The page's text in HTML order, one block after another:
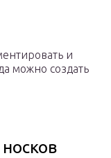
и
можно создать